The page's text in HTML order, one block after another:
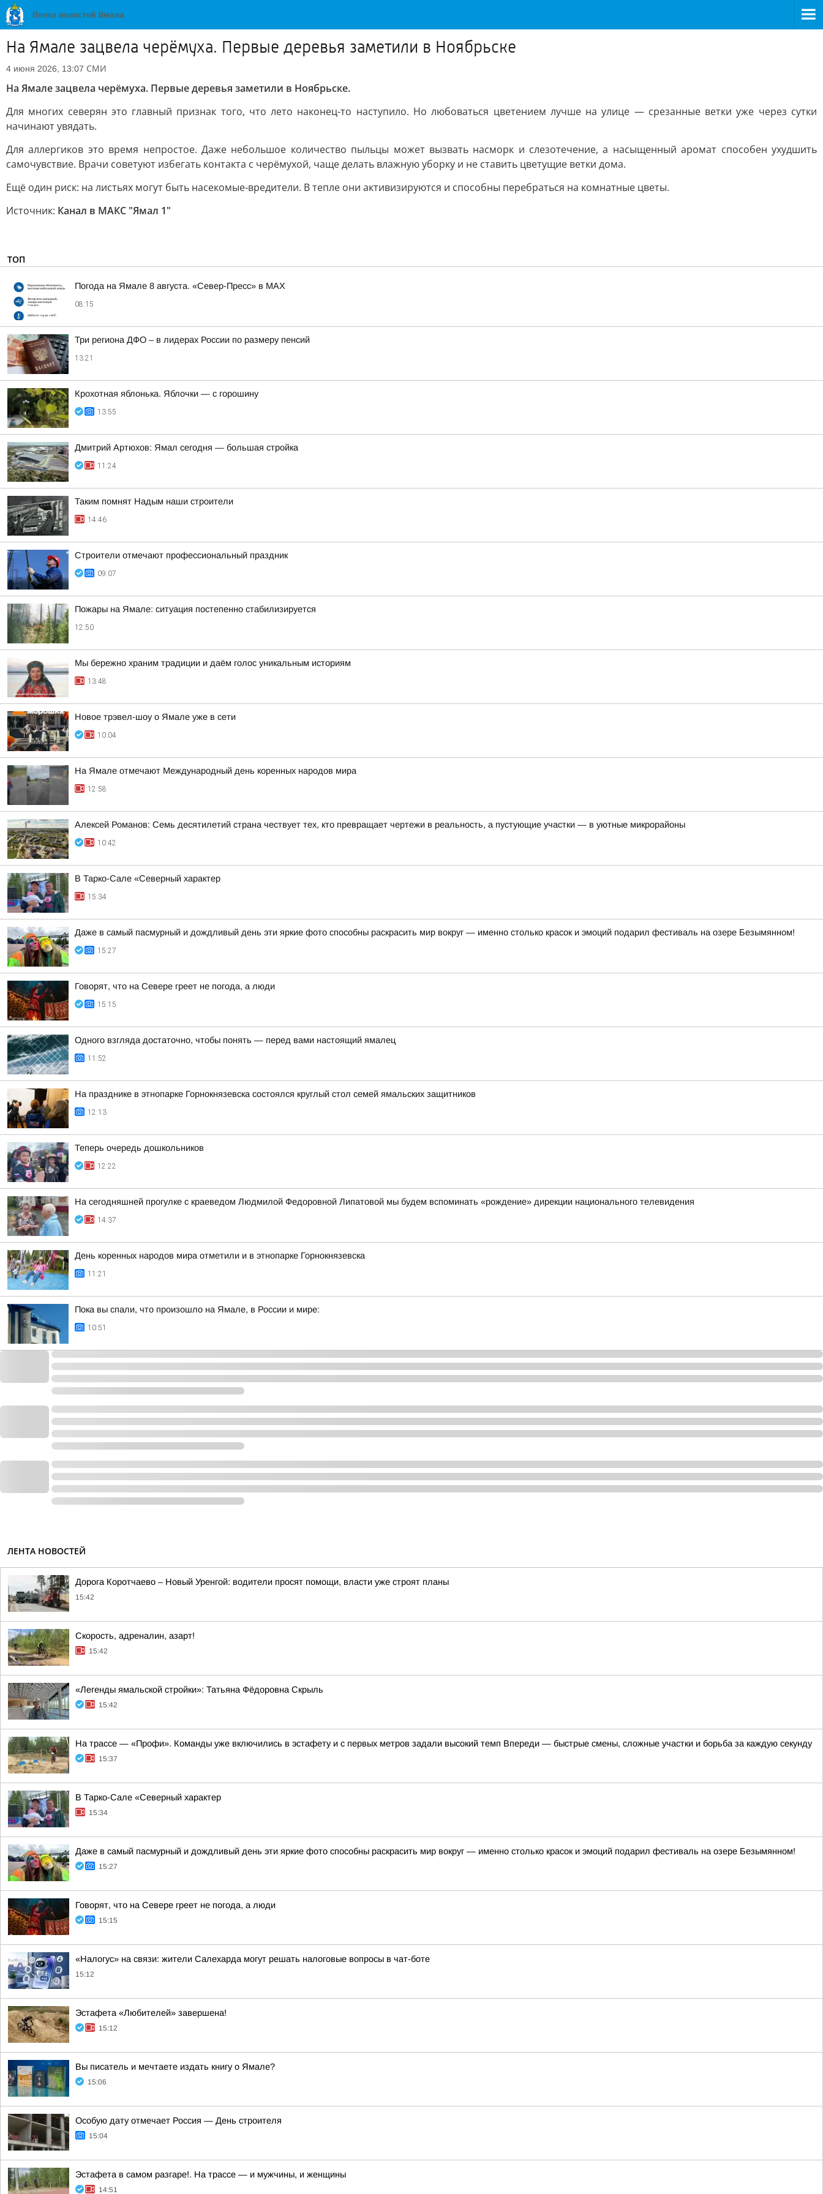
На Ямале зацвела черёмуха. Первые деревья заметили в Ноябрьске
4 июня 2026, 13:07 СМИ
На Ямале зацвела черёмуха. Первые деревья заметили в Ноябрьске.
Для многих северян это главный признак того, что лето наконец-то наступило. Но любоваться цветением лучше на улице — срезанные ветки уже через сутки
начинают увядать.
Для аллергиков это время непростое. Даже небольшое количество пыльцы может вызвать насморк и слезотечение, а насыщенный аромат способен ухудшить
самочувствие. Врачи советуют избегать контакта с черёмухой, чаще делать влажную уборку и не ставить цветущие ветки дома.
Ещё один риск: на листьях могут быть насекомые-вредители. В тепле они активизируются и способны перебраться на комнатные цветы.
Источник: Канал в МАКС "Ямал 1"
ТОП
Погода на Ямале 8 августа. «Север-Пресс» в MAX
08:15
Три региона ДФО – в лидерах России по размеру пенсий
13:21
Крохотная яблонька. Яблочки — с горошину
13:55
Дмитрий Артюхов: Ямал сегодня — большая стройка
11:24
Таким помнят Надым наши строители
14:46
Строители отмечают профессиональный праздник
09:07
Пожары на Ямале: ситуация постепенно стабилизируется
12:50
Мы бережно храним традиции и даём голос уникальным историям
13:48
Новое трэвел-шоу о Ямале уже в сети
10:04
На Ямале отмечают Международный день коренных народов мира
12:58
Алексей Романов: Семь десятилетий страна чествует тех, кто превращает чертежи в реальность, а пустующие участки — в уютные микрорайоны
10:42
В Тарко-Сале «Северный характер
15:34
Даже в самый пасмурный и дождливый день эти яркие фото способны раскрасить мир вокруг — именно столько красок и эмоций подарил фестиваль на озере Безымянном!
15:27
Говорят, что на Севере греет не погода, а люди
15:15
Одного взгляда достаточно, чтобы понять — перед вами настоящий ямалец
11:52
На празднике в этнопарке Горнокнязевска состоялся круглый стол семей ямальских защитников
12:13
Теперь очередь дошкольников
12:22
На сегодняшней прогулке с краеведом Людмилой Федоровной Липатовой мы будем вспоминать «рождение» дирекции национального телевидения
14:37
День коренных народов мира отметили и в этнопарке Горнокнязевска
11:21
Пока вы спали, что произошло на Ямале, в России и мире:
10:51
ЛЕНТА НОВОСТЕЙ
Дорога Коротчаево – Новый Уренгой: водители просят помощи, власти уже строят планы
15:42
Скорость, адреналин, азарт!
15:42
«Легенды ямальской стройки»: Татьяна Фёдоровна Скрыль
15:42
На трассе — «Профи». Команды уже включились в эстафету и с первых метров задали высокий темп Впереди — быстрые смены, сложные участки и борьба за каждую секунду
15:37
В Тарко-Сале «Северный характер
15:34
Даже в самый пасмурный и дождливый день эти яркие фото способны раскрасить мир вокруг — именно столько красок и эмоций подарил фестиваль на озере Безымянном!
15:27
Говорят, что на Севере греет не погода, а люди
15:15
«Налогус» на связи: жители Салехарда могут решать налоговые вопросы в чат-боте
15:12
Эстафета «Любителей» завершена!
15:12
Вы писатель и мечтаете издать книгу о Ямале?
15:06
Особую дату отмечает Россия — День строителя
15:04
Эстафета в самом разгаре!. На трассе — и мужчины, и женщины
14:51